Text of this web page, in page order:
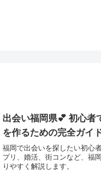
出会い福岡県💕 初心者
を作るための完全ガイ
福岡で出会いを探したい初心
プリ、婚活、街コンなど、福
りやすく解説します。